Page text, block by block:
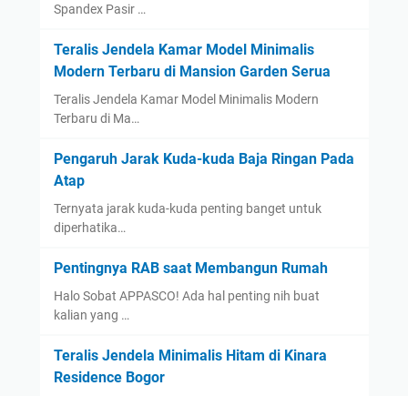
Spandex Pasir …
Teralis Jendela Kamar Model Minimalis
Modern Terbaru di Mansion Garden Serua
Teralis Jendela Kamar Model Minimalis Modern
Terbaru di Ma…
Pengaruh Jarak Kuda-kuda Baja Ringan Pada
Atap
Ternyata jarak kuda-kuda penting banget untuk
diperhatika…
Pentingnya RAB saat Membangun Rumah
Halo Sobat APPASCO! Ada hal penting nih buat
kalian yang …
Teralis Jendela Minimalis Hitam di Kinara
Residence Bogor